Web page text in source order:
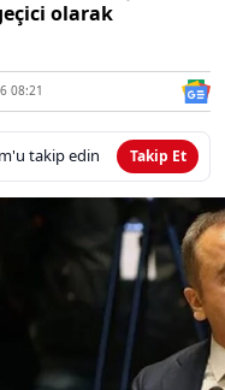
olarak
08:21
takip edin Takip Et